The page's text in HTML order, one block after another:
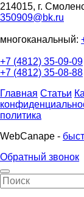
214015, г.
350909@bk.ru
многоканальный:
+7 (4812) 35-09-09
+7 (4812) 35-08-88
Главная Статьи
политика
WebCanape -
Обратный звонок